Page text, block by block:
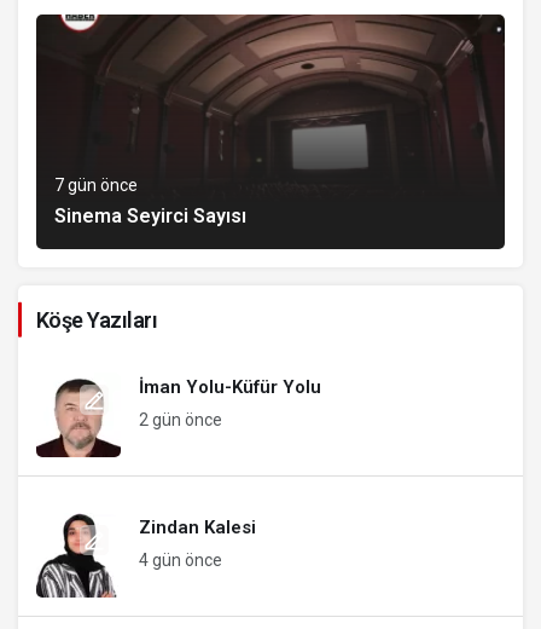
7 gün önce
Sinema Seyirci Sayısı
Köşe Yazıları
İman Yolu-Küfür Yolu
2 gün önce
Zindan Kalesi
4 gün önce